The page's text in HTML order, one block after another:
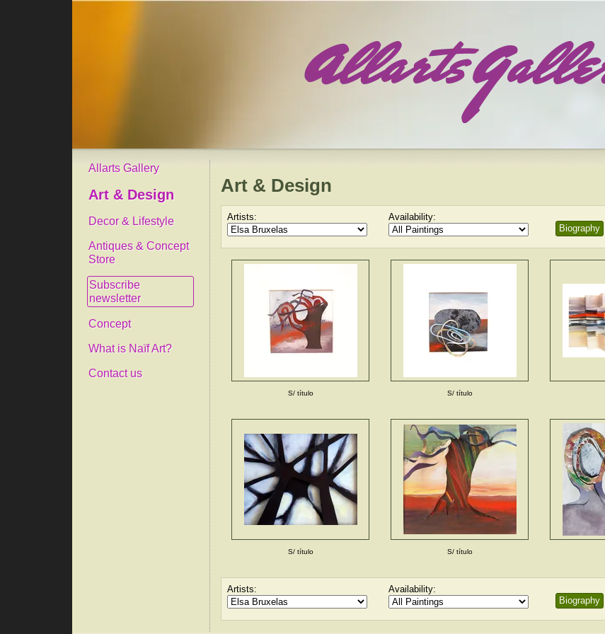
Allarts Gallery
Art & Design
Decor & Lifestyle
Antiques & Concept
Store
Subscribe
newsletter
Concept
What is Naïf Art?
Contact us
Art & Design
Artists:
Availability:
Biography
S/ título S/ título
S/ título S/ título
Artists:
Availability:
Biography